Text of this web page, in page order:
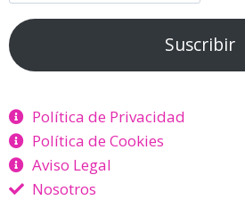
Suscribir
Política de Privacidad
Política de Cookies
Aviso Legal
Nosotros